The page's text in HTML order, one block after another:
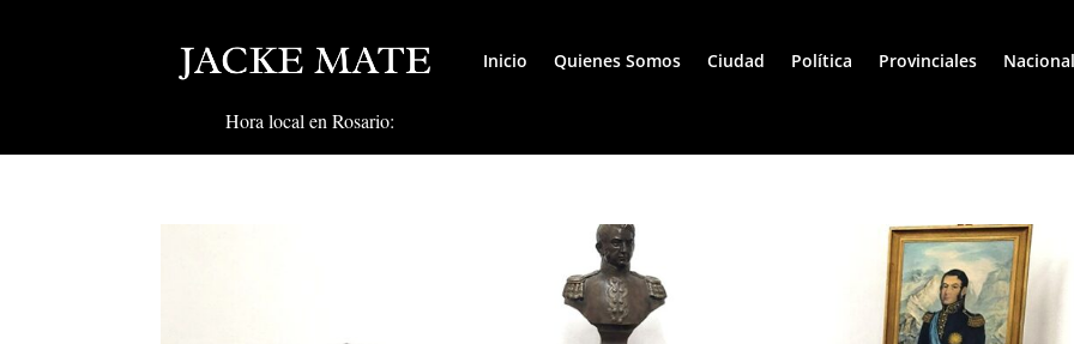
Inicio Quienes Somos Ciudad Política Provinciales
Hora local en Rosario: